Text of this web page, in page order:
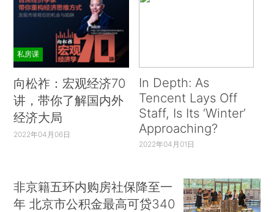
私房课
向松祚：宏观经济70
讲，带你了解国内外
经济大局
2022年04月06日
In Depth: As
Tencent Lays Off
Staff, Is Its ‘Winter’
Approaching?
2022年04月01日
非京籍五环内购房社保降至一
年 北京市公积金最高可贷340